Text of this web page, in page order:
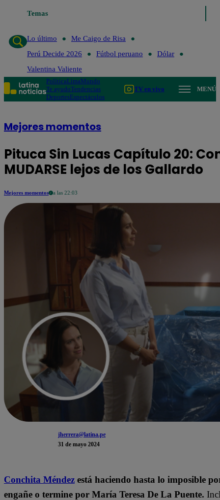
Temas
Lo último
Me Caigo de Risa
Perú Decide 2026
Fútbol peruano
Dólar
Valentina Valiente
PolíticaLimaMundo
Te ayudoTendencias
DeportesEspectáculos
TV en vivo MENÚ
Mejores momentos
Pituca Sin Lucas Capítulo 20:
MUDARSE lejos de los Gallardo
Mejores momentos a las 22:03
jherrera@latina.pe
31 de mayo 2024
Conchita Méndez está haciendo hasta lo imposible
engañe o termine por María Teresa De La Puente.